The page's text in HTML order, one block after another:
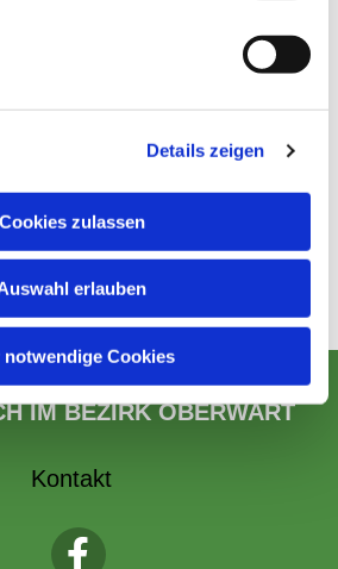
Details zeigen
Cookies zulassen
erlauben
notwendige Cookies
IM BEZIRK OBERWART
Kontakt